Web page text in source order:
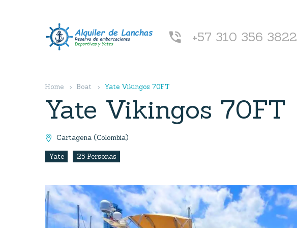

 +57 310 356 3822
Home Boat Yate Vikingos 70FT
Yate Vikingos 70FT
 Cartagena (Colombia)
Yate 25 Personas